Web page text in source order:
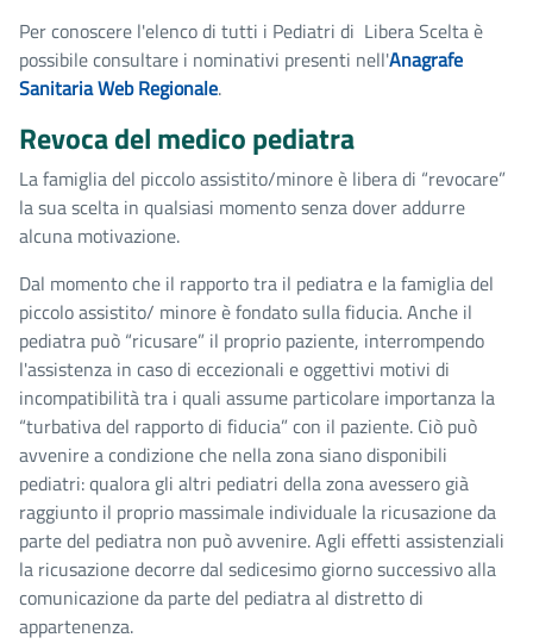
Per conoscere l'elenco di tutti i Pediatri di Libera Scelta è
possibile consultare i nominativi presenti nell'Anagrafe
Sanitaria Web Regionale.
Revoca del medico pediatra
La famiglia del piccolo assistito/minore è libera di “revocare”
la sua scelta in qualsiasi momento senza dover addurre
alcuna motivazione.
Dal momento che il rapporto tra il pediatra e la famiglia del
piccolo assistito/ minore è fondato sulla fiducia. Anche il
pediatra può “ricusare” il proprio paziente, interrompendo
l'assistenza in caso di eccezionali e oggettivi motivi di
incompatibilità tra i quali assume particolare importanza la
“turbativa del rapporto di fiducia” con il paziente. Ciò può
avvenire a condizione che nella zona siano disponibili
pediatri: qualora gli altri pediatri della zona avessero già
raggiunto il proprio massimale individuale la ricusazione da
parte del pediatra non può avvenire. Agli effetti assistenziali
la ricusazione decorre dal sedicesimo giorno successivo alla
comunicazione da parte del pediatra al distretto di
appartenenza.